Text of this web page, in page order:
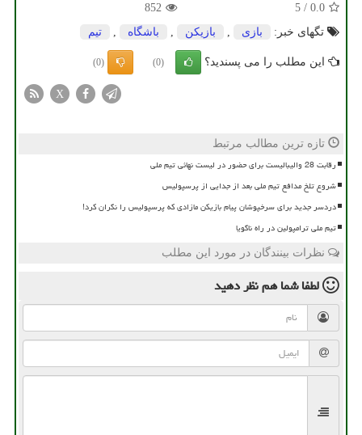
0.0
/
5
852
تگهای خبر:
بازی بازیكن باشگاه تیم
این مطلب را می پسندید؟ (0)
(0)
X
تازه ترین مطالب مرتبط
رقابت 28 والیبالیست برای حضور در لیست نهائی تیم ملی
شروع تلخ مدافع تیم ملی بعد از جدایی از پرسپولیس
دردسر جدید برای سرخپوشان پیام بازیکن مازادی که پرسپولیس را نگران کرد!
تیم ملی ترامپولین در راه ناگویا
نظرات بینندگان در مورد این مطلب
لطفا شما همنظر دهید